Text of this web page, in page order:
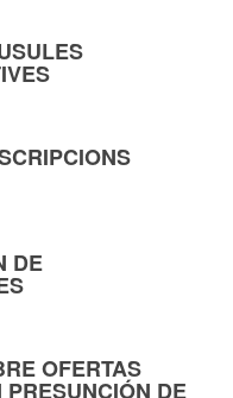
DE
OFERTAS
DE